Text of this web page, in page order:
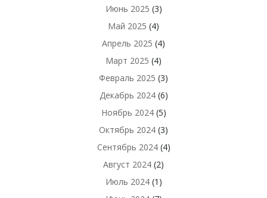
Июнь 2025 (3)
Май 2025 (4)
Апрель 2025 (4)
Март 2025 (4)
Февраль 2025 (3)
Декабрь 2024(6)
Ноябрь 2024(5)
Октябрь 2024 (3)
Сентябрь 2024(4)
Август 2024 (2)
Июль 2024(1)